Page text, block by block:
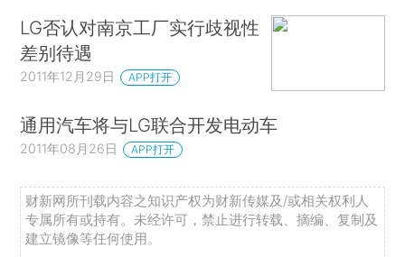
LG否认对南京工厂实行歧视性
差别待遇
2011年12月29日 APP打开
通用汽车将与LG联合开发电动车
2011年08月26日 APP打开
财新网所刊载内容之知识产权为财新传媒及/或相关权利人
专属所有或持有。未经许可，禁止进行转载、摘编、复制及
建立镜像等任何使用。